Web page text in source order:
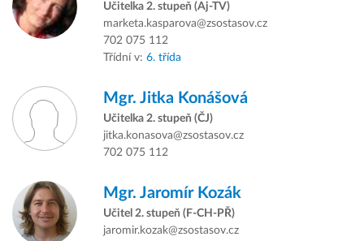
Učitelka 2. stupeň (Aj-TV)
marketa.kasparova@zsostasov.cz
702 075 112
Třídní v: 6. třída
Mgr. Jitka Konášová
Učitelka 2. stupeň (ČJ)
jitka.konasova@zsostasov.cz
702 075 112
Mgr. Jaromír Kozák
Učitel 2. stupeň (F-CH-PŘ)
jaromir.kozak@zsostasov.cz